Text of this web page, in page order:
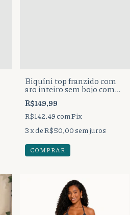
Biquíni top franzido com
aro inteiro sem bojo com
alças reguláveis, mais
calcinha base fixa regulável
fio duplo.
R$149,99
R$142,49 comPix
3 x deR$50,00sem juros
COMPRAR